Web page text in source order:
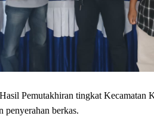
Pemutakhiran tingkat Kecamatan
penyerahan berkas.